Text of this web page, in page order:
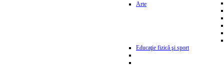
Arte
Educaţie fizică şi sport